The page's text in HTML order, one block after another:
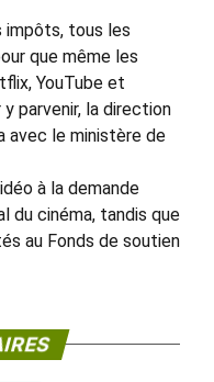
impôts, tous les
que même les
YouTube et
parvenir, la direction
avec le ministère de
à la demande
du cinéma, tandis que
au Fonds de soutien